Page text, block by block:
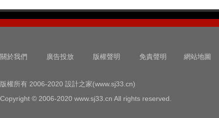
關於我們 廣告投放 版權聲明 免責聲明 網站地圖
版權所有 2006-2020 設計之家(www.sj33.cn)
Copyright © 2006-2020 www.sj33.cn All rights reserved.